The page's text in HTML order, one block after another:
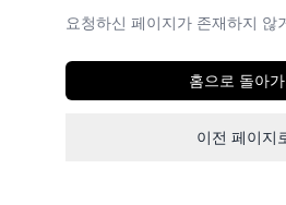
요청하신 페이지가 존재하지 않
홈으로 돌아가
이전 페이지